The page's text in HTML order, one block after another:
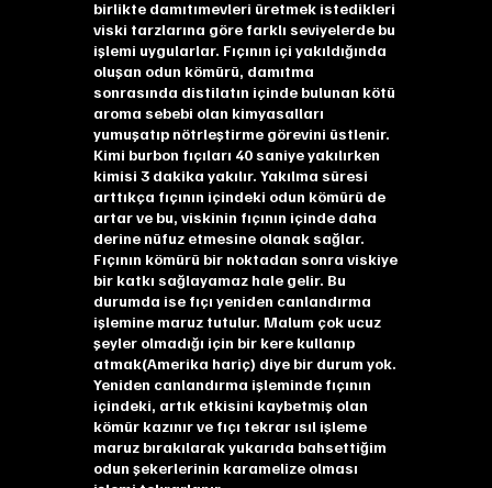
birlikte damıtımevleri üretmek istedikleri
viski tarzlarına göre farklı seviyelerde bu
işlemi uygularlar. Fıçının içi yakıldığında
oluşan odun kömürü, damıtma
sonrasında distilatın içinde bulunan kötü
aroma sebebi olan kimyasalları
yumuşatıp nötrleştirme görevini üstlenir.
Kimi burbon fıçıları 40 saniye yakılırken
kimisi 3 dakika yakılır. Yakılma süresi
arttıkça fıçının içindeki odun kömürü de
artar ve bu, viskinin fıçının içinde daha
derine nüfuz etmesine olanak sağlar.
Fıçının kömürü bir noktadan sonra viskiye
bir katkı sağlayamaz hale gelir. Bu
durumda ise fıçı yeniden canlandırma
işlemine maruz tutulur. Malum çok ucuz
şeyler olmadığı için bir kere kullanıp
atmak(Amerika hariç) diye bir durum yok.
Yeniden canlandırma işleminde fıçının
içindeki, artık etkisini kaybetmiş olan
kömür kazınır ve fıçı tekrar ısıl işleme
maruz bırakılarak yukarıda bahsettiğim
odun şekerlerinin karamelize olması